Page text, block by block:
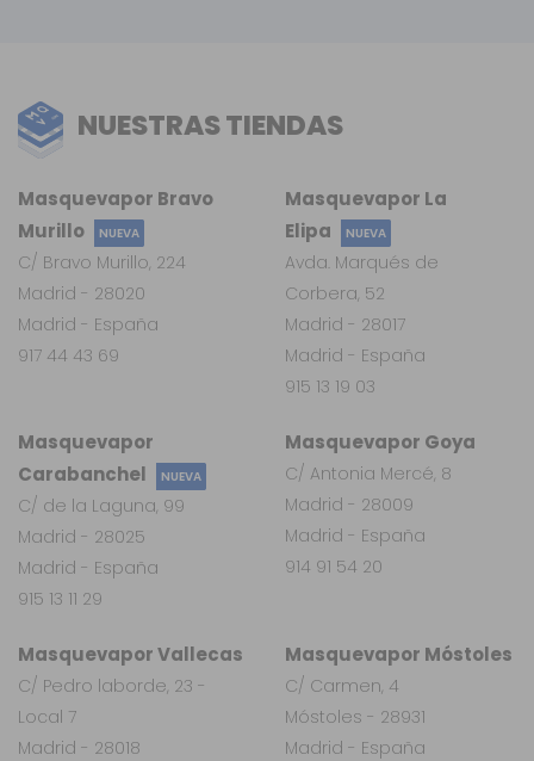
NUESTRAS TIENDAS
Masquevapor
Carabanchel
NUEVA
C/ de la Laguna, 99
Madrid - 28025
Madrid - España
915 13 11 29
Masquevapor Vallecas
C/ Pedro laborde, 23 -
Local 7
Madrid - 28018
Masquevapor Móstoles
C/ Carmen, 4
Móstoles - 28931
Madrid - España
Masquevapor Goya
C/ Antonia Mercé, 8
Madrid - 28009
Madrid - España
914 91 54 20
Masquevapor La
Elipa
NUEVA
Avda. Marqués de
Corbera, 52
Madrid - 28017
Madrid - España
915 13 19 03
Masquevapor Bravo
Murillo
NUEVA
C/ Bravo Murillo, 224
Madrid - 28020
Madrid - España
917 44 43 69